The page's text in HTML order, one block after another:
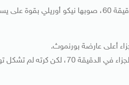
وأضاف مانشستر سيتي هدفًا ثالثًا من تسديدة يسارية أرضية في الدقيقة
وجرب تافيرنييه حظه بالتصويب من مسافة بعيدة من خارج